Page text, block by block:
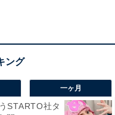
年に創設された「京
学です。京都府京都市
一ヶ月
STARTO社タ